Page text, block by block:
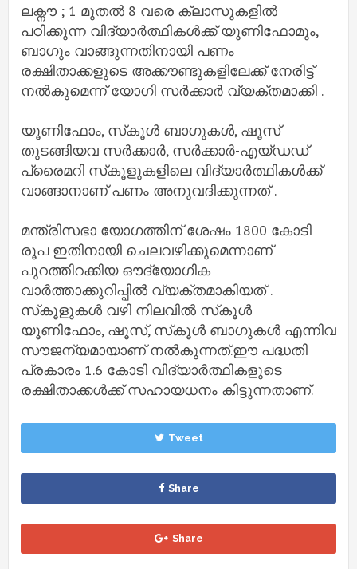
ലക്നൗ ; 1 മുതല്‍ 8 വരെ ക്ലാസുകളില്‍
പഠിക്കുന്ന വിദ്യാര്‍ത്ഥികള്‍ക്ക് യൂണിഫോമും,
ബാഗും വാങ്ങുന്നതിനായി പണം
രക്ഷിതാക്കളുടെ അക്കൗണ്ടുകളിലേക്ക് നേരിട്ട്
നൽകുമെന്ന് യോഗി സര്‍ക്കാര്‍ വ്യക്തമാക്കി .
യൂണിഫോം, സ്‌കൂള്‍ ബാഗുകള്‍, ഷൂസ്
തുടങ്ങിയവ സര്‍ക്കാര്‍, സര്‍ക്കാര്‍-എയ്ഡഡ്
പ്രൈമറി സ്‌കൂളുകളിലെ വിദ്യാര്‍ത്ഥികള്‍ക്ക്
വാങ്ങാനാണ് പണം അനുവദിക്കുന്നത് .
മന്ത്രിസഭാ യോഗത്തിന് ശേഷം 1800 കോടി
രൂപ ഇതിനായി ചെലവഴിക്കുമെന്നാണ്
പുറത്തിറക്കിയ ഔദ്യോഗിക
വാര്‍ത്താക്കുറിപ്പില്‍ വ്യക്തമാകിയത് .
സ്‌കൂളുകള്‍ വഴി നിലവില്‍ സ്‌കൂള്‍
യൂണിഫോം, ഷൂസ്, സ്‌കൂള്‍ ബാഗുകള്‍ എന്നിവ
സൗജന്യമായാണ് നല്‍കുന്നത്.ഈ പദ്ധതി
പ്രകാരം 1.6 കോടി വിദ്യാര്‍ത്ഥികളുടെ
രക്ഷിതാക്കള്‍ക്ക് സഹായധനം കിട്ടുന്നതാണ്.
Tweet
Share
Share